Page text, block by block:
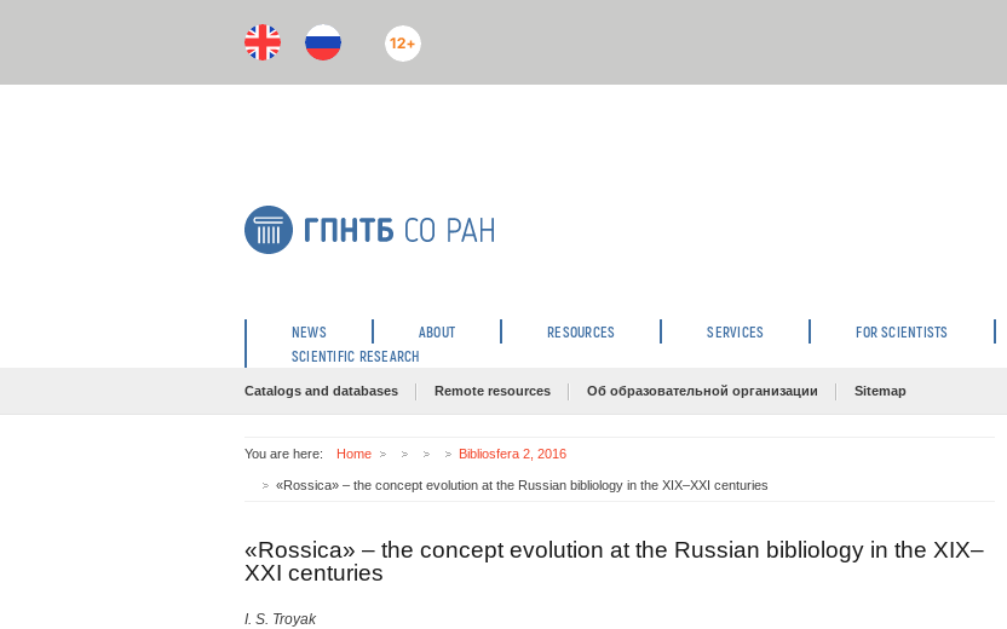
12+
NEWS ABOUT RESOURCES SERVICES FOR SCIENTISTS
SCIENTIFIC RESEARCH
Catalogs and databases Remote resources Об образовательной организации Sitemap
You are here: Home Bibliosfera 2, 2016
«Rossica» – the concept evolution at the Russian bibliology in the XIX–XXI centuries
«Rossica» – the concept evolution at the Russian bibliology in the XIX–
XXI centuries
I. S. Troyak